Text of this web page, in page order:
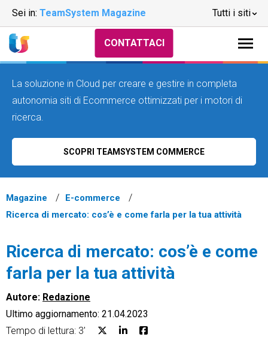
Sei in: TeamSystem Magazine Tutti i siti
CONTATTACI
La soluzione in Cloud per creare e gestire in completa
autonomia siti di Ecommerce ottimizzati per i motori di
ricerca.
SCOPRI TEAMSYSTEM COMMERCE
Magazine
E-commerce
Ricerca di mercato: cos’è e come farla per la tua attività
Ricerca di mercato: cos’è e come
farla per la tua attività
Autore: Redazione
Ultimo aggiornamento: 21.04.2023
Tempo di lettura: 3'